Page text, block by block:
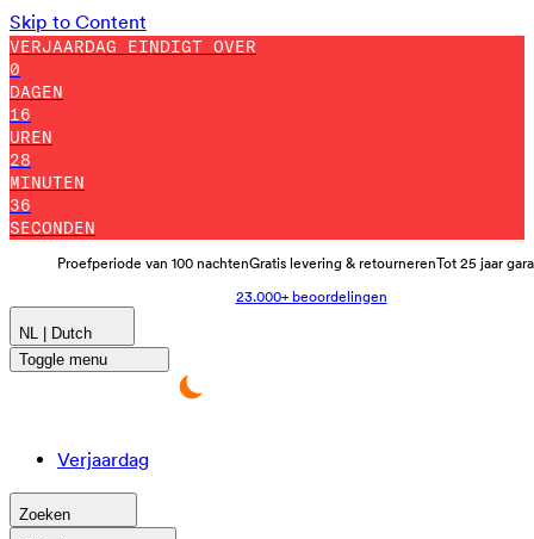
Skip to Content
VERJAARDAG EINDIGT OVER
0
DAGEN
16
UREN
28
MINUTEN
31
SECONDEN
Proefperiode van 100 nachtenGratis levering & retournerenTot 25 jaar
23.000+ beoordelingen
NL | Dutch
Toggle menu
Verjaardag
Zoeken